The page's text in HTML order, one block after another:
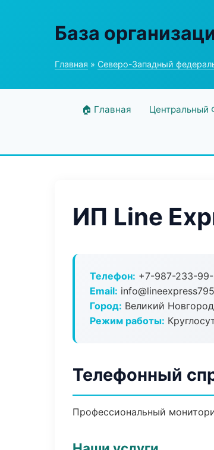
База
Главная » Северо-Западный
🏠 Главная Центральный
ИП Line
Телефон: +7-987-233-
Email:
Город: Великий Новгород
Режим работы:
Телефонный
Профессиональный